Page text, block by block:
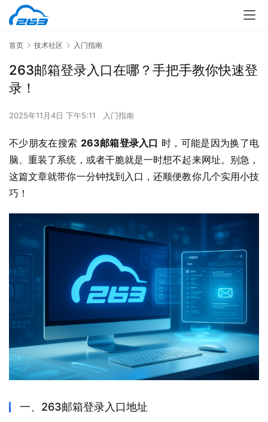
首页 技术社区 入门指南
263邮箱登录入口在哪？手把手教你快速登
录！
2025年11月4日 下午5:11 入门指南
不少朋友在搜索 263邮箱登录入口 时，可能是因为换了电
脑、重装了系统，或者干脆就是一时想不起来网址。别急，
这篇文章就带你一分钟找到入口，还顺便教你几个实用小技
巧！
一、263邮箱登录入口地址